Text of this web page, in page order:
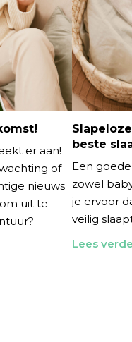
er aan!
of
nieuws
uit te
beste
Een
zowel
je ervoor
veilig
Lees